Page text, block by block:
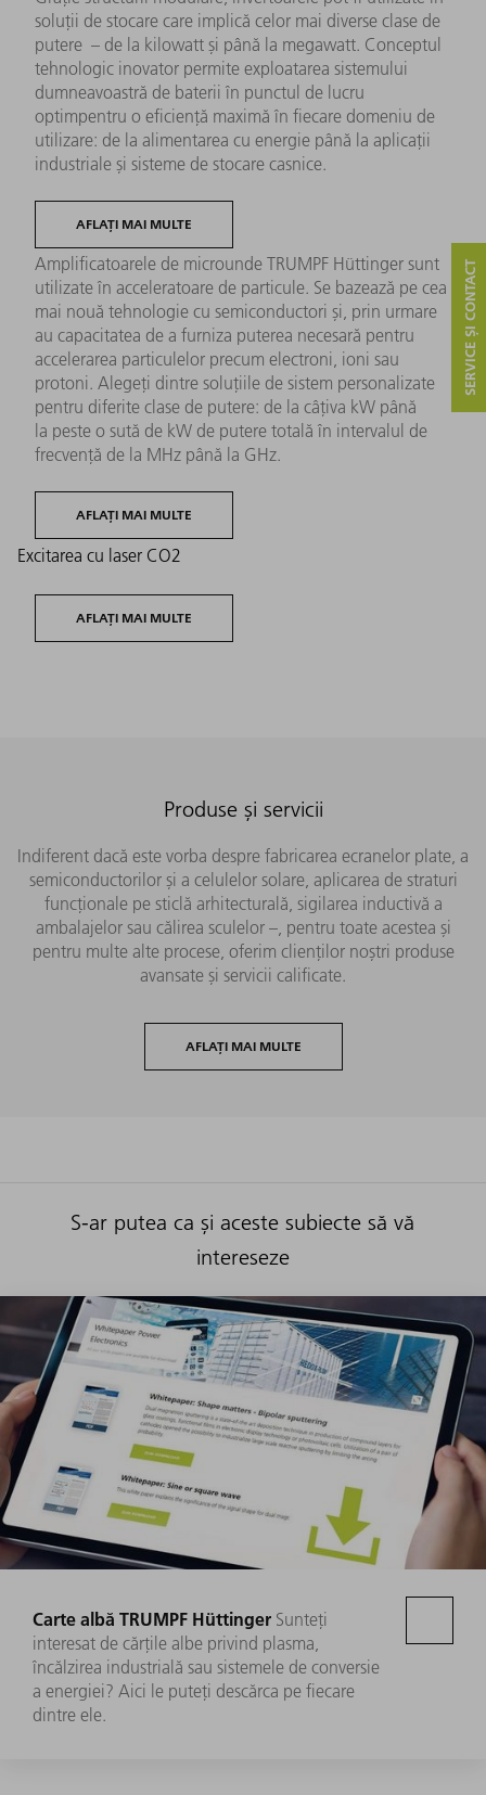
soluții de stocare care implică celor mai diverse clase de
putere – de la kilowatt și până la megawatt. Conceptul
tehnologic inovator permite exploatarea sistemului
dumneavoastră de baterii în punctul de lucru
optimpentru o eficiență maximă în fiecare domeniu de
utilizare: de la alimentarea cu energie până la aplicații
industriale și sisteme de stocare casnice.
AFLAȚI MAI MULTE
Amplificatoarele de microunde TRUMPF Hüttinger sunt
utilizate în acceleratoare de particule. Se bazează pe cea
mai nouă tehnologie cu semiconductori și, prin urmare
au capacitatea de a furniza puterea necesară pentru
accelerarea particulelor precum electroni, ioni sau
protoni. Alegeţi dintre soluţiile de sistem personalizate
pentru diferite clase de putere: de la câţiva kW până
la peste o sută de kW de putere totală în intervalul de
frecvenţă de la MHz până la GHz.
AFLAȚI MAI MULTE
Excitarea cu laser CO2
AFLAȚI MAI MULTE
Produse și servicii
Indiferent dacă este vorba despre fabricarea ecranelor plate, a
semiconductorilor și a celulelor solare, aplicarea de straturi
funcționale pe sticlă arhitecturală, sigilarea inductivă a
ambalajelor sau călirea sculelor –, pentru toate acestea și
pentru multe alte procese, oferim clienților noștri produse
avansate și servicii calificate.
AFLAȚI MAI MULTE
S-ar putea ca și aceste subiecte să vă
intereseze
Carte albă TRUMPF Hüttinger Sunteţi
interesat de cărţile albe privind plasma,
încălzirea industrială sau sistemele de conversie
a energiei? Aici le puteţi descărca pe fiecare
dintre ele.
SERVICE ȘI CONTACT